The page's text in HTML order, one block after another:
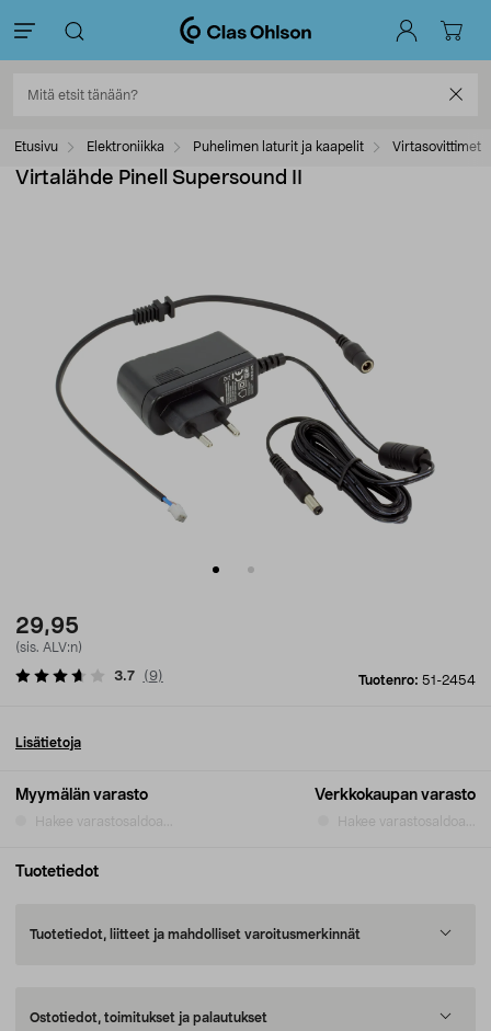
Etusivu Elektroniikka Puhelimen laturit ja kaapelit Virtasovittimet
Virtalähde Pinell Supersound II
29,95
(sis. ALV:n)
Tuotenro: 51-2454
3.7 (9)
Myymälän varasto
Hakee varastosaldoa...
Verkkokaupan varasto
Hakee varastosaldoa...
Lisätietoja
Tuotetiedot
Tuotetiedot, liitteet ja mahdolliset varoitusmerkinnät
Ostotiedot, toimitukset ja palautukset